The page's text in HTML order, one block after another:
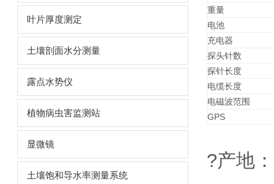
叶片厚度测定
土壤剖面水分测量
露点水势仪
植物病虫害监测站
显微镜
土壤饱和导水率测量系统
重量
电池
充电器
探头针数
探针长度
电缆长度
电磁波范围
GPS
?产地